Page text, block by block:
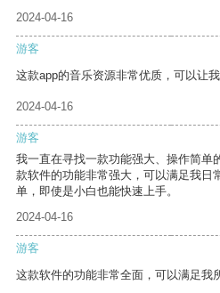
2024-04-16
游客
这款app的音乐资源非常优质，可以让
2024-04-16
游客
我一直在寻找一款功能强大、操作简单
款软件的功能非常强大，可以满足我日
单，即使是小白也能快速上手。
2024-04-16
游客
这款软件的功能非常全面，可以满足我